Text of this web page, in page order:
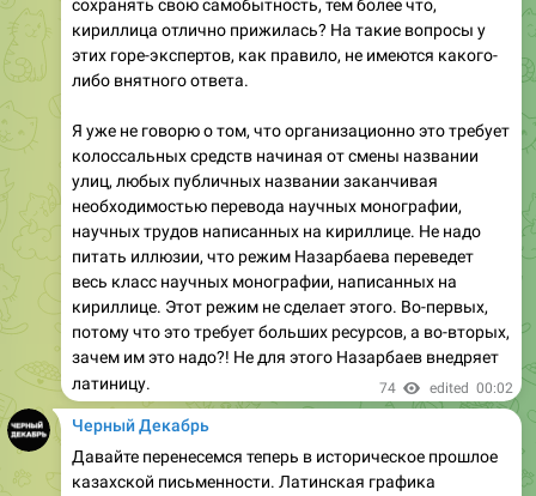
сохранять свою самобытность, тем более что,
кириллица отлично прижилась? На такие вопросы у
этих горе-экспертов, как правило, не имеются какого-
либо внятного ответа.
Я уже не говорю о том, что организационно это требует
колоссальных средств начиная от смены названии
улиц, любых публичных названии заканчивая
необходимостью перевода научных монографии,
научных трудов написанных на кириллице. Не надо
питать иллюзии, что режим Назарбаева переведет
весь класс научных монографии, написанных на
кириллице. Этот режим не сделает этого. Во-первых,
потому что это требует больших ресурсов, а во-вторых,
зачем им это надо?! Не для этого Назарбаев внедряет
латиницу.
74 edited 00:02
Черный Декабрь
Давайте перенесемся теперь в историческое прошлое
казахской письменности. Латинская графика